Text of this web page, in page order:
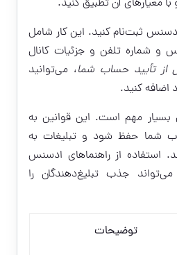
ثبت‌نام کنید. این کار شامل
و شماره تلفن و جزئیات کانال
تأیید حساب شما، می‌توانید
اضافه کنید.
مهم است. این قوانین به
شما حفظ شود و تبلیغات به
استفاده از راهنماهای ادسنس
جذب تبلیغ‌دهندگان را
توضیحات